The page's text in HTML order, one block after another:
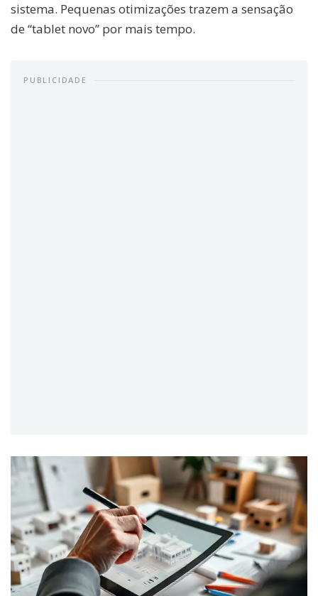
sistema. Pequenas otimizações trazem a sensação
de “tablet novo” por mais tempo.
PUBLICIDADE